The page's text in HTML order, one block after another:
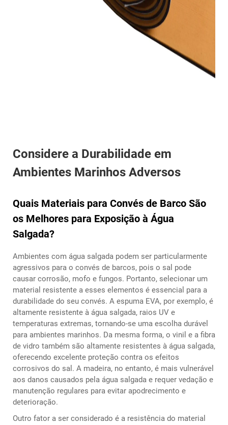
Considere a Durabilidade em
Ambientes Marinhos Adversos
Quais Materiais para Convés de Barco São
os Melhores para Exposição à Água
Salgada?
Ambientes com água salgada podem ser particularmente
agressivos para o convés de barcos, pois o sal pode
causar corrosão, mofo e fungos. Portanto, selecionar um
material resistente a esses elementos é essencial para a
durabilidade do seu convés. A espuma EVA, por exemplo, é
altamente resistente à água salgada, raios UV e
temperaturas extremas, tornando-se uma escolha durável
para ambientes marinhos. Da mesma forma, o vinil e a fibra
de vidro também são altamente resistentes à água salgada,
oferecendo excelente proteção contra os efeitos
corrosivos do sal. A madeira, no entanto, é mais vulnerável
aos danos causados pela água salgada e requer vedação e
manutenção regulares para evitar apodrecimento e
deterioração.
Outro fator a ser considerado é a resistência do material